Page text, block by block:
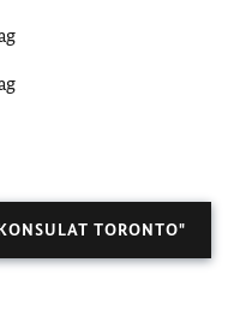
TORONTO"